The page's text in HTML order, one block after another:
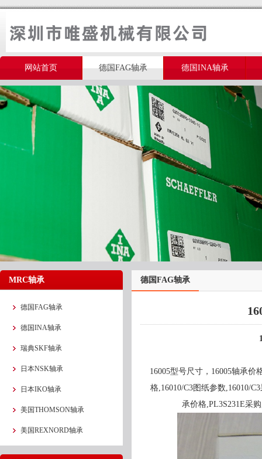
网站首页 德国FAG轴承 德国INA轴承
美国THOMSON轴承
MRC轴承
德国FAG轴承
德国INA轴承
瑞典SKF轴承
日本NSK轴承
日本IKO轴承
美国THOMSON轴承
美国REXNORD轴承
德国FAG轴承
16005型号尺寸，16005轴承价
格,16010/C3图纸参数,16010/
承价格,PL3S231E采